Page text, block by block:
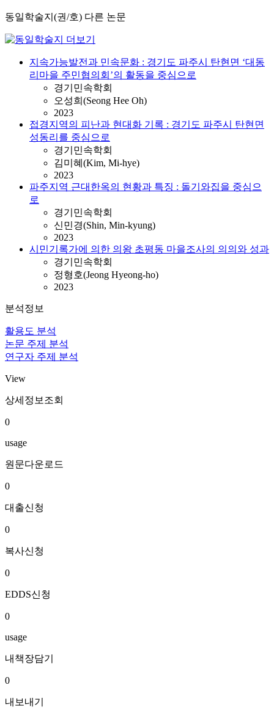
동일학술지(권/호) 다른 논문
지속가능발전과 민속문화 : 경기도 파주시 탄현면 ‘대동
리마을 주민협의회’의 활동을 중심으로
경기민속학회
오성희(Seong Hee Oh)
2023
접경지역의 피난과 현대화 기록 : 경기도 파주시 탄현면
성동리를 중심으로
경기민속학회
김미혜(Kim, Mi-hye)
2023
파주지역 근대한옥의 현황과 특징 : 돌기와집을 중심으
로
경기민속학회
신민경(Shin, Min-kyung)
2023
시민기록가에 의한 의왕 초평동 마을조사의 의의와 성과
경기민속학회
정형호(Jeong Hyeong-ho)
2023
분석정보
활용도 분석
논문 주제 분석
연구자 주제 분석
View
상세정보조회
0
usage
원문다운로드
0
대출신청
0
복사신청
0
EDDS신청
0
usage
내책장담기
0
내보내기